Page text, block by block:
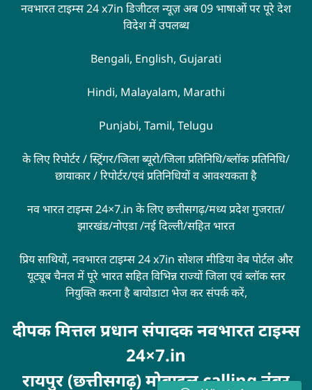
नवभारत टाइम्स 24 x7in डिजीटल न्यूज़ अब 09 भाषाओं पर पूरे देश
विदेश में उपलब्ध
Bengali, English, Gujarati
Hindi, Malayalam, Marathi
Punjabi, Tamil, Telugu
के लिए रिपोर्टर / स्ट्रिंगर/जिला ब्यूरो/जिला प्रतिनिधि/ब्लॉक प्रतिनिधि/
छायाकार / रिपोर्टर/एवं प्रतिनिधियों व आवश्यकता है
नव भारत टाइम्स 24×7.in के लिए छत्तीसगढ़/मध्य प्रदेश गुजरात/
झारखंड/नोएडा /नई दिल्ली/सहित भारत
प्रिय साथियों, नवभारत टाइम्स 24 x7in सोशल मीडिया वेब पोर्टल और
यूट्यूब चैनल में पूरे भारत सहित विभिन्न राज्यों जिला एवं ब्लॉक स्तर
नियुक्ति करना है बायोडाटा भेज कर संपर्क करें,
दीपक मित्तल प्रधान संपादक नवभारत टाइम्स
24×7.in
रायपुर (छत्तीसगढ़) मोबाइल calling नंबर